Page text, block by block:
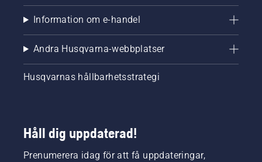
Information om e-handel
Andra Husqvarna-webbplatser
Husqvarnas hållbarhetsstrategi
Håll dig uppdaterad!
Prenumerera idag för att få uppdateringar,